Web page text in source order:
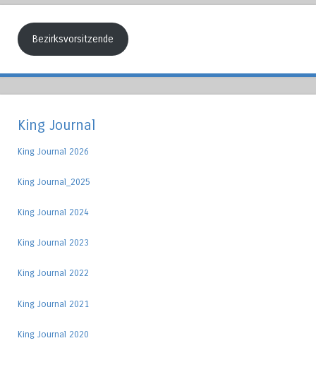
Bezirksvorsitzende
King Journal
King Journal 2026
King Journal_2025
King Journal 2024
King Journal 2023
King Journal 2022
King Journal 2021
King Journal 2020